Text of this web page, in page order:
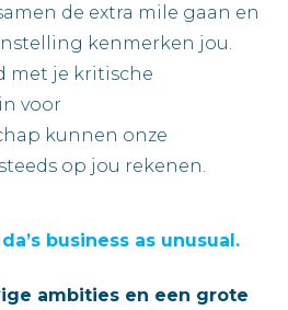
de extra mile gaan en
kenmerken jou.
met je kritische
voor
kunnen onze
op jou rekenen.
business as unusual.
ambities en een grote